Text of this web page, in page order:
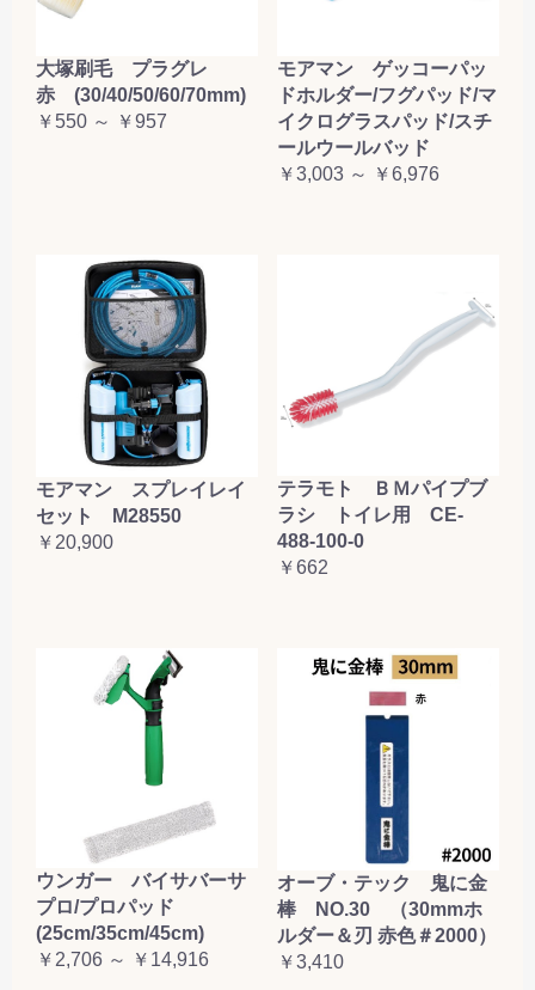
大塚刷毛 プラグレ
赤 (30/40/50/60/70mm)
￥550 ～ ￥957
モアマン ゲッコーパッ
ドホルダー/フグパッド/マ
イクログラスパッド/スチ
ールウールバッド
￥3,003 ～ ￥6,976
モアマン スプレイレイ
セット M28550
￥20,900
テラモト ＢＭパイプブ
ラシ トイレ用 CE-
488-100-0
￥662
ウンガー バイサバーサ
プロ/プロパッド
(25cm/35cm/45cm)
￥2,706 ～ ￥14,916
オーブ・テック 鬼に金
棒 NO.30 （30mmホ
ルダー＆刃 赤色＃2000）
￥3,410